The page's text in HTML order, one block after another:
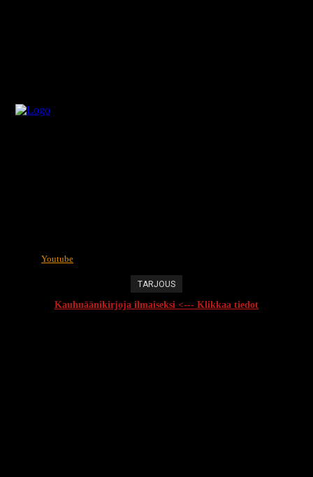
Youtube
TARJOUS
Kauhuäänikirjoja ilmaiseksi <--- Klikkaa tiedot